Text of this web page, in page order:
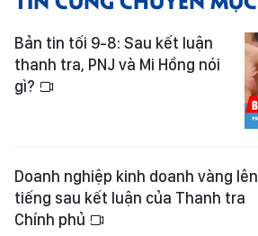
Bản tin tối 9-8: Sau kết luận
thanh tra, PNJ và Mi Hồng nói
gì?
Doanh nghiệp kinh doanh vàng lên
tiếng sau kết luận của Thanh tra
Chính phủ